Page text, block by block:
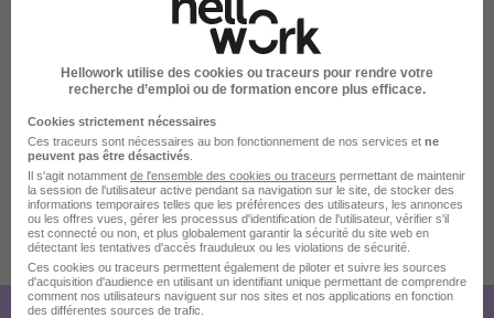
- 9 à 12 jours de RTT par an
- Possibilités de développement de carrière et de
formation
- Comité Social d'Entreprise (Chèques vacances,
Chèques cadeaux Noël, participation sportive,
participation culture, week-ends ...)
- Possibilité d'entrer dans le capital de l'entreprise.
Publiée le 10/07/2026 - Réf : 3943428/28262561 PST/MBN
Hellowork utilise des cookies ou traceurs pour rendre votre
recherche d’emploi ou de formation encore plus efficace.
Cookies strictement nécessaires
Ces traceurs sont nécessaires au bon fonctionnement de nos services et ne
peuvent pas être désactivés
Il s'agit notamment de l'ensemble des cookies ou traceurs permettant de maintenir
la session de l'utilisateur active pendant sa navigation sur le site, de stocker des
informations temporaires telles que les préférences des utilisateurs, les annonces
ou les offres vues, gérer les processus d'identification de l'utilisateur, vérifier s'il
est connecté ou non, et plus globalement garantir la sécurité du site web en
détectant les tentatives d'accès frauduleux ou les violations de sécurité.
Ces cookies ou traceurs permettent également de piloter et suivre les sources
d'acquisition d'audience en utilisant un identifiant unique permettant de comprendre
comment nos utilisateurs naviguent sur nos sites et nos applications en fonction
des différentes sources de trafic.